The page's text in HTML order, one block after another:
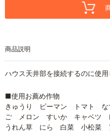
商品説明
ハウス天井部を接続するのに使用
■使用お薦め作物
きゅうり ピーマン トマト
ご メロン すいか キャベツ
うれん草 にら 白菜 小松菜